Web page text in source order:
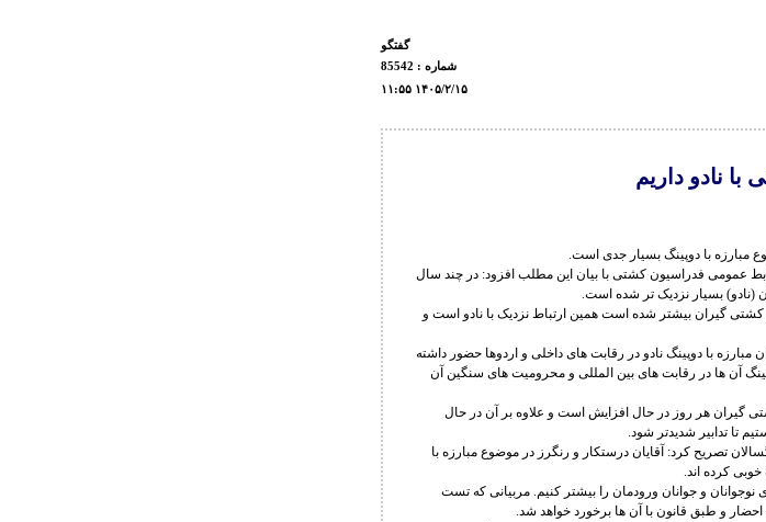
گفتگو
شماره : 85542
۱۱:۵۵ ۱۴۰۵/۲/۱۵
نادو داریم
با دوپینگ بسیار جدی است.
عمومی فدراسیون کشتی با بیان این مطلب افزود: در چند سال
(نادو) بسیار نزدیک تر شده است.
گیران بیشتر شده است همین ارتباط نزدیک با نادو است و
با دوپینگ نادو در رقابت های داخلی و اردوها حضور داشته
آن ها در رقابت های بین المللی و محرومیت های سنگین آن
گیران هر روز در حال افزایش است و علاوه بر آن در حال
تا تدابیر شدیدتر شود.
تصریح کرد: آقایان درستکار و رنگرز در موضوع مبارزه با
کرده اند.
نوجوانان و جوانان ورودمان را بیشتر کنیم. مربیانی که تست
و طبق قانون با آن ها برخورد خواهد شد.